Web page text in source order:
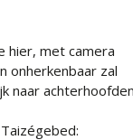
hier, met camera
onherkenbaar zal
naar